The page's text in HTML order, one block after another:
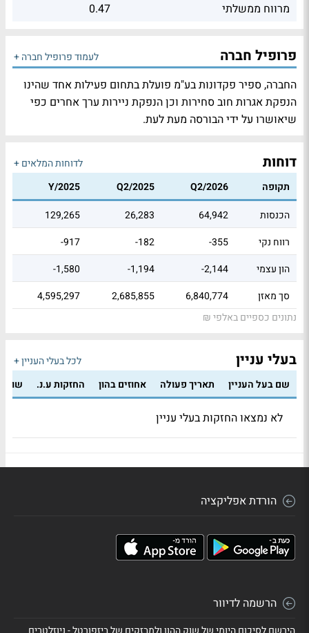
מרווח ממשלתי
0.47
פרופיל חברה לעמוד פרופיל חברה +
החברה, ספיר פקדונות בע"מ פועלת בתחום פעילות אחד שהינו
הנפקת אגרות חוב סחירות וכן הנפקת ניירות ערך אחרים כפי
שיאושרו על ידי הבורסה מעת לעת.
דוחות
לדוחות המלאים +
תקופה
Q2/2026
Q2/2025
Y/2025
הכנסות
64,942
26,283
129,265
רווח נקי
-355
-182
-917
הון עצמי
-2,144
-1,194
-1,580
סך מאזן
6,840,774
2,685,855
4,595,297
נתונים כספיים באלפי ₪
בעלי עניין
לכל בעלי העניין +
שם בעל העניין
תאריך פעולה אחוזים בהון החזקות ע.נ.
לא נמצאו החזקות בעלי עניין
הורדת אפליקציה
הרשמה לדיוור